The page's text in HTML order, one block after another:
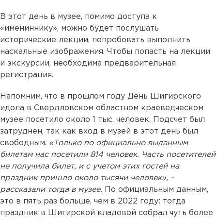
В этот день в музее, помимо доступа к
«имениннику», можно будет послушать
исторические лекции, попробовать выполнить
наскальные изображения. Чтобы попасть на лекции
и экскурсии, необходима предварительная
регистрация.
Напомним, что в прошлом году День Шигирского
идола в Свердловском областном краеведческом
музее посетило около 1 тыс. человек. Подсчет был
затруднен, так как вход в музей в этот день был
свободным. «Только по официально выданным
билетам нас посетили 814 человек. Часть посетителей
не получила билет, и с учетом этих гостей на
праздник пришло около тысячи человек», -
рассказали тогда в музее. По официальным данным,
это в пять раз больше, чем в 2022 году: тогда
праздник в Шигирской кладовой собрал чуть более